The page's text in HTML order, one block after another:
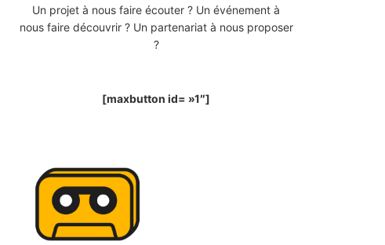
Un projet à nous faire écouter ? Un événement à
nous faire découvrir ? Un partenariat à nous proposer
?
[maxbutton id= »1″]